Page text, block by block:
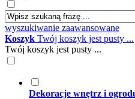
wyszukiwanie zaawansowane
Koszyk Twój koszyk jest pusty ...
Twój koszyk jest pusty ...
Dekoracje wnętrz i